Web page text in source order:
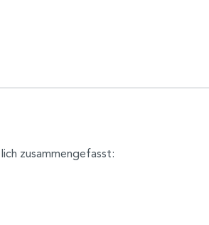
zusammengefasst: